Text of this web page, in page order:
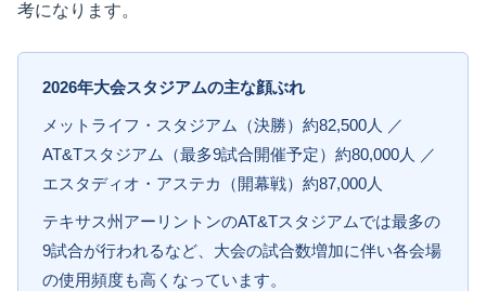
考になります。
2026年大会スタジアムの主な顔ぶれ
メットライフ・スタジアム（決勝）約82,500人 ／
AT&Tスタジアム（最多9試合開催予定）約80,000人 ／
エスタディオ・アステカ（開幕戦）約87,000人
テキサス州アーリントンのAT&Tスタジアムでは最多の
9試合が行われるなど、大会の試合数増加に伴い各会場
の使用頻度も高くなっています。